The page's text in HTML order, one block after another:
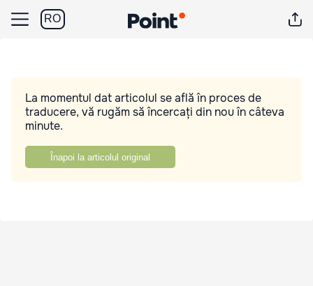
RO
La momentul dat articolul se află în proces de
traducere, vă rugăm să încercați din nou în câteva
minute.
Înapoi la articolul original